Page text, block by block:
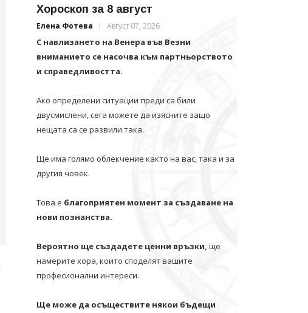
Хороскоп за 8 август
Елена Фотева Август 07, 2026
С навлизането на Венера във Везни
вниманието се насочва към партньорството
и справедливостта.
Ако определени ситуации преди са били
двусмислени, сега можете да изясните защо
нещата са се развили така.
Ще има голямо облекчение както на вас, така и за
другия човек.
Това е благоприятен момент за създаване на
нови познанства.
Вероятно ще създадете ценни връзки, ще
намерите хора, които споделят вашите
професионални интереси.
Ще може да осъществите някои бъдещи